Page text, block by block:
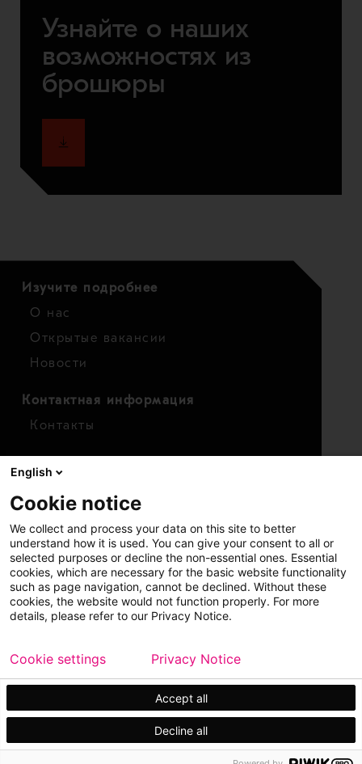
Узнайте о наших
возможностях из
брошюры
Изучите подробнее
О нас
Открытые вакансии
Новости
Контактная информация
Контакты
Финансовые показатели
Акции
Copyright © 2026 Metso
Карта сайта
Официальное уведомление
Торговые марки
English
Cookie notice
We collect and process your data on this site to better
understand how it is used. You can give your consent to all or
selected purposes or decline the non-essential ones. Essential
cookies, which are necessary for the basic website functionality
such as page navigation, cannot be declined. Without these
cookies, the website would not function properly. For more
details, please refer to our Privacy Notice.
Accept all
Decline all
Cookie settings Privacy Notice